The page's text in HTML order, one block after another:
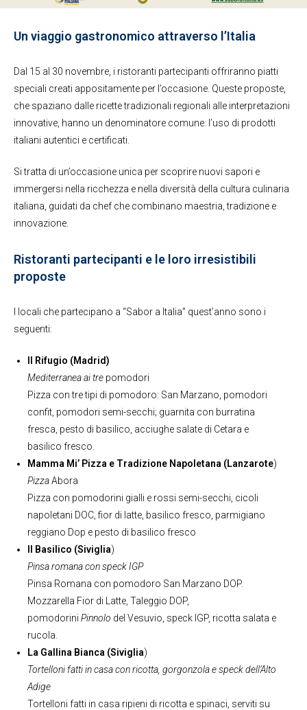
Un viaggio gastronomico attraverso l’Italia
Dal 15 al 30 novembre, i ristoranti partecipanti offriranno piatti
speciali creati appositamente per l’occasione. Queste proposte,
che spaziano dalle ricette tradizionali regionali alle interpretazioni
innovative, hanno un denominatore comune: l’uso di prodotti
italiani autentici e certificati.
Si tratta di un’occasione unica per scoprire nuovi sapori e
immergersi nella ricchezza e nella diversità della cultura culinaria
italiana, guidati da chef che combinano maestria, tradizione e
innovazione.
Ristoranti partecipanti e le loro irresistibili
proposte
I locali che partecipano a “Sabor a Italia” quest’anno sono i
seguenti:
Il Rifugio (Madrid)
Mediterranea ai tre pomodori
Pizza con tre tipi di pomodoro: San Marzano, pomodori
confit, pomodori semi-secchi; guarnita con burratina
fresca, pesto di basilico, acciughe salate di Cetara e
basilico fresco.
Mamma Mi’ Pizza e Tradizione Napoletana (Lanzarote)
PizzaAbora
Pizza con pomodorini gialli e rossi semi-secchi, cicoli
napoletani DOC, fior di latte, basilico fresco, parmigiano
reggiano Dop e pesto di basilico fresco
Il Basilico (Siviglia)
Pinsa romana con speck IGP
Pinsa Romana con pomodoro San Marzano DOP.
Mozzarella Fior di Latte, Taleggio DOP,
pomodorini Pinnolo del Vesuvio, speck IGP, ricotta salata e
rucola.
La Gallina Bianca (Siviglia)
Tortelloni fatti in casa con ricotta, gorgonzola e speck dell’Alto
Adige
Tortelloni fatti in casa ripieni di ricotta e spinaci, serviti su